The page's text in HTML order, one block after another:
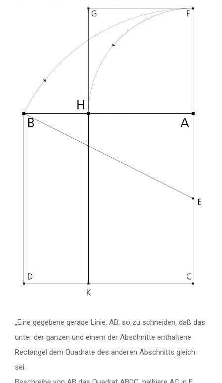
„Eine gegebene gerade Linie, AB, so zu schneiden, daß das
unter der ganzen und einem der Abschnitte enthaltene
Rectangel dem Quadrate des anderen Abschnitts gleich
sei.